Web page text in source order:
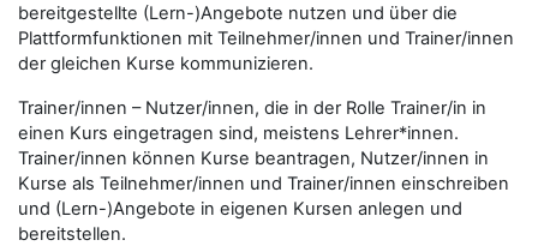
bereitgestellte (Lern-)Angebote nutzen und über die
Plattformfunktionen mit Teilnehmer/innen und Trainer/innen
der gleichen Kurse kommunizieren.
Trainer/innen – Nutzer/innen, die in der Rolle Trainer/in in
einen Kurs eingetragen sind, meistens Lehrer*innen.
Trainer/innen können Kurse beantragen, Nutzer/innen in
Kurse als Teilnehmer/innen und Trainer/innen einschreiben
und (Lern-)Angebote in eigenen Kursen anlegen und
bereitstellen.